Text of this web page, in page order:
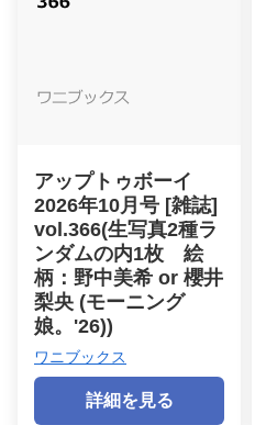
アップトゥボーイ
2026年10月号 [雑誌]
vol.366(生写真2種ラ
ンダムの内1枚 絵
柄：野中美希 or 櫻井
梨央 (モーニング
娘。'26))
ワニブックス
詳細を見る